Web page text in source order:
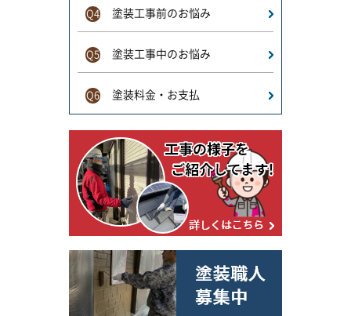
Q4 塗装工事前のお悩み
Q5 塗装工事中のお悩み
Q6 塗装料金・お支払